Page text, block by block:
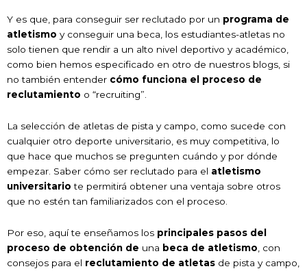
Y es que, para conseguir ser reclutado por un programa de
atletismo y conseguir una beca, los estudiantes-atletas no
solo tienen que rendir a un alto nivel deportivo y académico,
como bien hemos especificado en otro de nuestros blogs, si
no también entender cómo funciona el proceso de
reclutamiento o “recruiting”.
La selección de atletas de pista y campo, como sucede con
cualquier otro deporte universitario, es muy competitiva, lo
que hace que muchos se pregunten cuándo y por dónde
empezar. Saber cómo ser reclutado para el atletismo
universitario te permitirá obtener una ventaja sobre otros
que no estén tan familiarizados con el proceso.
Por eso, aquí te enseñamos los principales pasos del
proceso de obtención de una beca de atletismo , con
consejos para el reclutamiento de atletas de pista y campo,